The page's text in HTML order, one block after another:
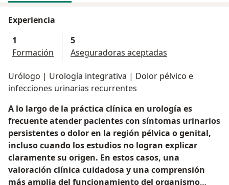
Experiencia
1
Formación
5
Aseguradoras aceptadas
Urólogo | Urología integrativa | Dolor pélvico e
infecciones urinarias recurrentes
A lo largo de la práctica clínica en urología es
frecuente atender pacientes con síntomas urinarios
persistentes o dolor en la región pélvica o genital,
incluso cuando los estudios no logran explicar
claramente su origen. En estos casos, una
valoración clínica cuidadosa y una comprensión
más amplia del funcionamiento del organismo